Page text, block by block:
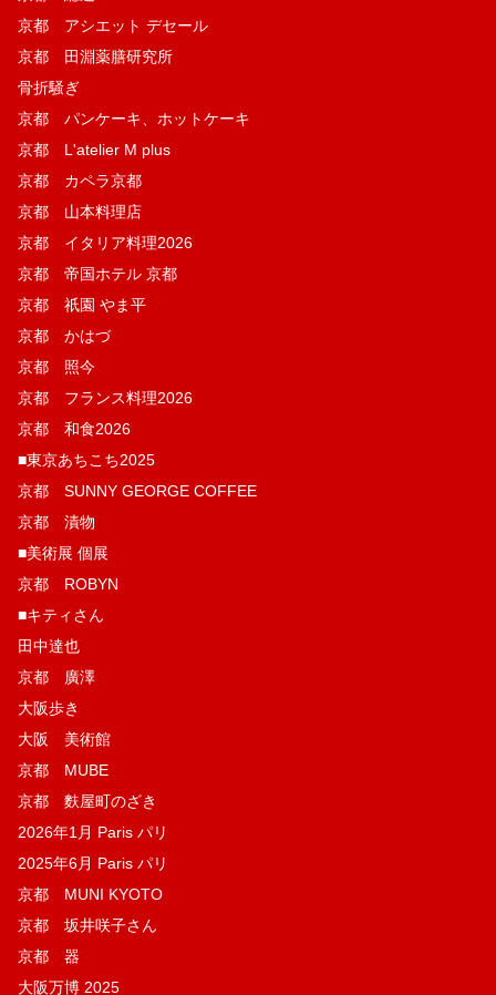
京都 アシエット デセール
京都 田淵薬膳研究所
骨折騒ぎ
京都 パンケーキ、ホットケーキ
京都 L'atelier M plus
京都 カペラ京都
京都 山本料理店
京都 イタリア料理2026
京都 帝国ホテル 京都
京都 祇園 やま平
京都 かはづ
京都 照今
京都 フランス料理2026
京都 和食2026
■東京あちこち2025
京都 SUNNY GEORGE COFFEE
京都 漬物
■美術展 個展
京都 ROBYN
■キティさん
田中達也
京都 廣澤
大阪歩き
大阪 美術館
京都 MUBE
京都 麩屋町のざき
2026年1月 Paris パリ
2025年6月 Paris パリ
京都 MUNI KYOTO
京都 坂井咲子さん
京都 器
大阪万博 2025